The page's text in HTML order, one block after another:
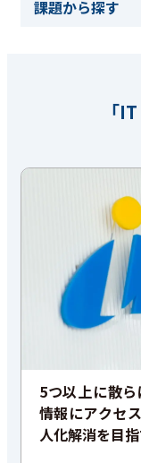
課題から探す
「
5つ以上に散
情報にアクセ
人化解消を目